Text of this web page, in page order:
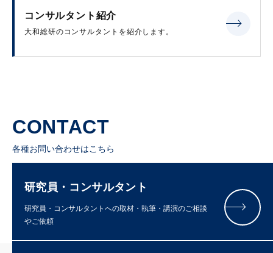
コンサルタント紹介
大和総研のコンサルタントを紹介します。
CONTACT
各種お問い合わせはこちら
研究員・コンサルタント
研究員・コンサルタントへの取材・執筆・講演のご相談
やご依頼